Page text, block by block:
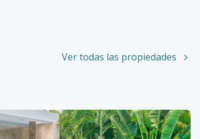
Ver todas las propiedades